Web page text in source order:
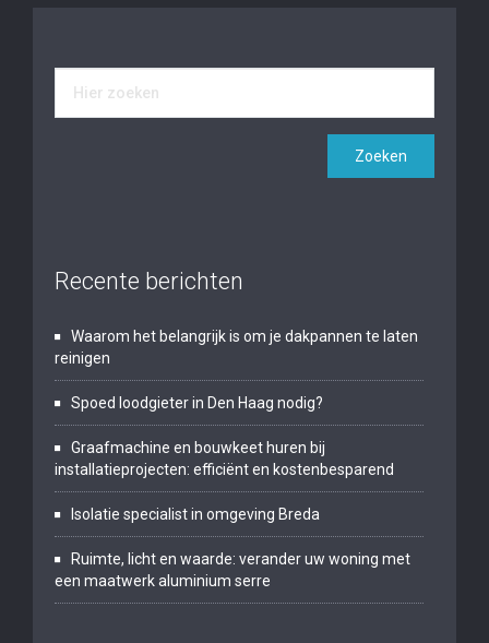
Recente berichten
Waarom het belangrijk is om je dakpannen te laten
reinigen
Spoed loodgieter in Den Haag nodig?
Graafmachine en bouwkeet huren bij
installatieprojecten: efficiënt en kostenbesparend
Isolatie specialist in omgeving Breda
Ruimte, licht en waarde: verander uw woning met
een maatwerk aluminium serre